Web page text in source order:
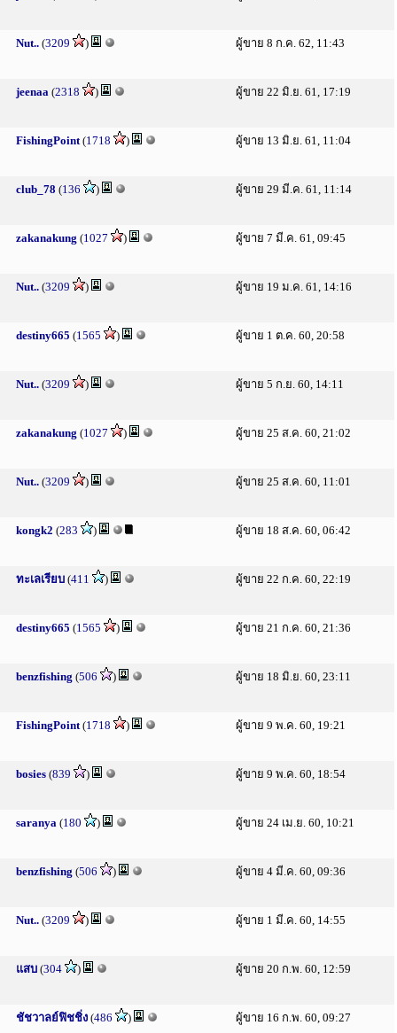
Nut.. (3209 ) ผู้ขาย 8 ก.ค. 62, 11:43
jeenaa (2318 ) ผู้ขาย 22 มิ.ย. 61, 17:19
FishingPoint(1718 ) ผู้ขาย 13 มิ.ย. 61, 11:04
club_78 (136 ) ผู้ขาย 29 มี.ค. 61, 11:14
zakanakung (1027 ) ผู้ขาย 7 มี.ค. 61, 09:45
Nut.. (3209 ) ผู้ขาย 19 ม.ค. 61, 14:16
destiny665 (1565 ) ผู้ขาย 1 ต.ค. 60, 20:58
Nut.. (3209 ) ผู้ขาย 5 ก.ย. 60, 14:11
zakanakung (1027 ) ผู้ขาย 25 ส.ค. 60, 21:02
Nut.. (3209 ) ผู้ขาย 25 ส.ค. 60, 11:01
kongk2 (283 ) ผู้ขาย 18 ส.ค. 60, 06:42
ทะเลเรียบ (411 ) ผู้ขาย 22 ก.ค. 60, 22:19
destiny665 (1565 ) ผู้ขาย 21 ก.ค. 60, 21:36
benzfishing (506 ) ผู้ขาย 18 มิ.ย. 60, 23:11
FishingPoint(1718 ) ผู้ขาย 9 พ.ค. 60, 19:21
bosies (839 ) ผู้ขาย 9 พ.ค. 60, 18:54
saranya (180 ) ผู้ขาย 24 เม.ย. 60, 10:21
benzfishing (506 ) ผู้ขาย 4 มี.ค. 60, 09:36
Nut.. (3209 ) ผู้ขาย 1 มี.ค. 60, 14:55
แสบ (304 ) ผู้ขาย 20 ก.พ. 60, 12:59
ชัชวาลย์ฟิชชิ่ง (486 ) ผู้ขาย 16 ก.พ. 60, 09:27